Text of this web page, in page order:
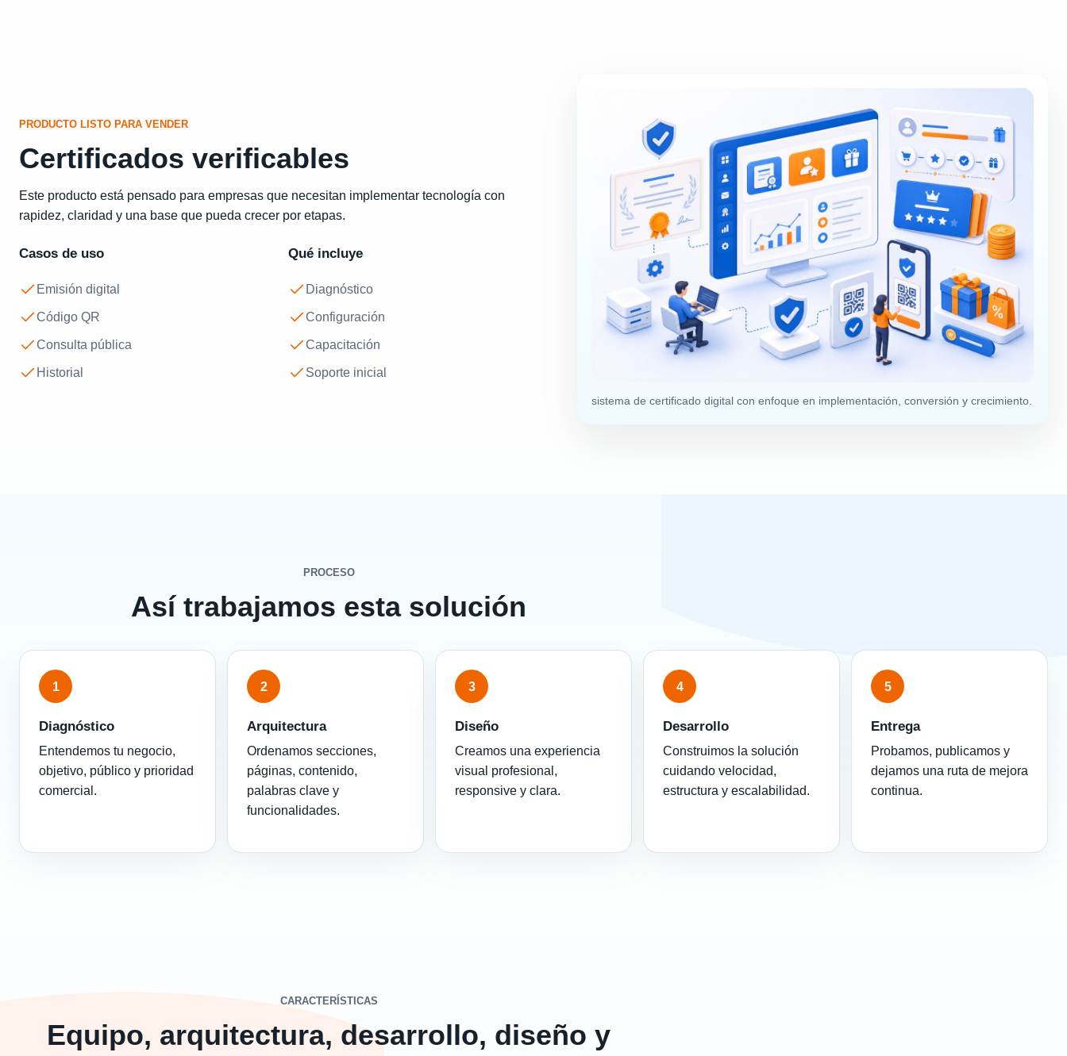
PRODUCTO LISTO PARA VENDER
Certificados verificables
Este producto está pensado para empresas que necesitan implementar tecnología con
rapidez, claridad y una base que pueda crecer por etapas.
Casos de uso
Emisión digital
Código QR
Consulta pública
Historial
Qué incluye
Diagnóstico
Configuración
Capacitación
Soporte inicial
sistema de certificado digital con enfoque en implementación, conversión y crecimiento.
PROCESO
Así trabajamos esta solución
1
Diagnóstico
Entendemos tu negocio,
objetivo, público y prioridad
comercial.
2
Arquitectura
Ordenamos secciones,
páginas, contenido,
palabras clave y
funcionalidades.
3
Diseño
Creamos una experiencia
visual profesional,
responsive y clara.
4
Desarrollo
Construimos la solución
cuidando velocidad,
estructura y escalabilidad.
5
Entrega
Probamos, publicamos y
dejamos una ruta de mejora
continua.
CARACTERÍSTICAS
Equipo, arquitectura, desarrollo, diseño y